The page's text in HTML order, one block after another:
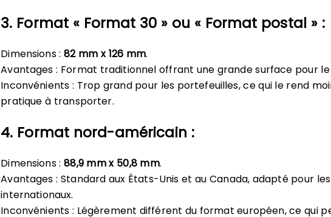
3. Format « Format 30 » ou « Format postal » :
Dimensions :82 mm x 126 mm.
Avantages : Format traditionnel offrant une grande surface pour
Inconvénients : Trop grand pour les portefeuilles, ce qui le rend
pratique à transporter.
4. Format nord-américain :
Dimensions :88,9 mm x 50,8 mm.
Avantages : Standard aux États-Unis et au Canada, adapté pour
internationaux.
Inconvénients : Légèrement différent du format européen, ce qui